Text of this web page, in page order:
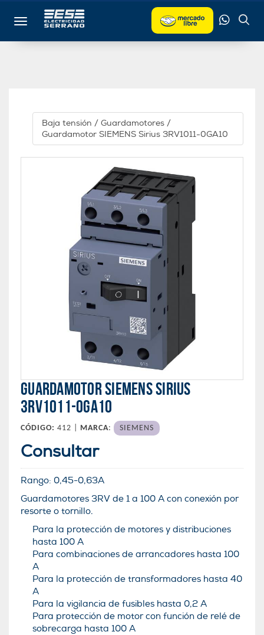
Toggle navigation
Baja tensión / Guardamotores /
Guardamotor SIEMENS Sirius 3RV1011-0GA10
GUARDAMOTOR SIEMENS SIRIUS
3RV1011-0GA10
CÓDIGO: 412 | MARCA: SIEMENS
Consultar
Rango: 0,45-0,63A
Guardamotores 3RV de 1 a 100 A con conexión por
resorte o tornillo.
Para la protección de motores y distribuciones
hasta 100 A
Para combinaciones de arrancadores hasta 100
A
Para la protección de transformadores hasta 40
A
Para la vigilancia de fusibles hasta 0,2 A
Para protección de motor con función de relé de
sobrecarga hasta 100 A